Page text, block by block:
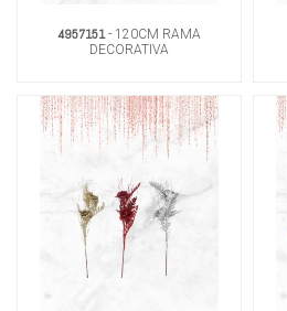
4957151- 120CM RAMA
DECORATIVA